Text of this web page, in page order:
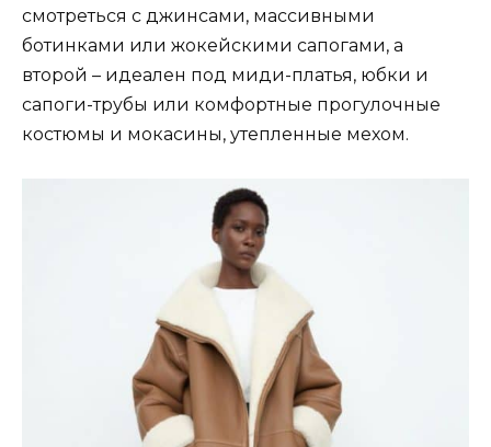
смотреться с джинсами, массивными
ботинками или жокейскими сапогами, а
второй – идеален под миди-платья, юбки и
сапоги-трубы или комфортные прогулочные
костюмы и мокасины, утепленные мехом.